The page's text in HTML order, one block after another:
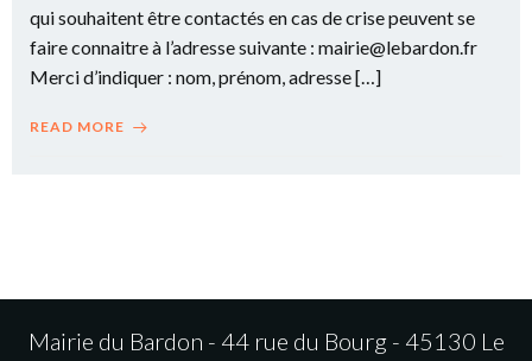
qui souhaitent être contactés en cas de crise peuvent se
faire connaitre à l’adresse suivante : mairie@lebardon.fr
Merci d’indiquer : nom, prénom, adresse […]
READ MORE
Mairie du Bardon - 44 rue du Bourg - 45130 Le